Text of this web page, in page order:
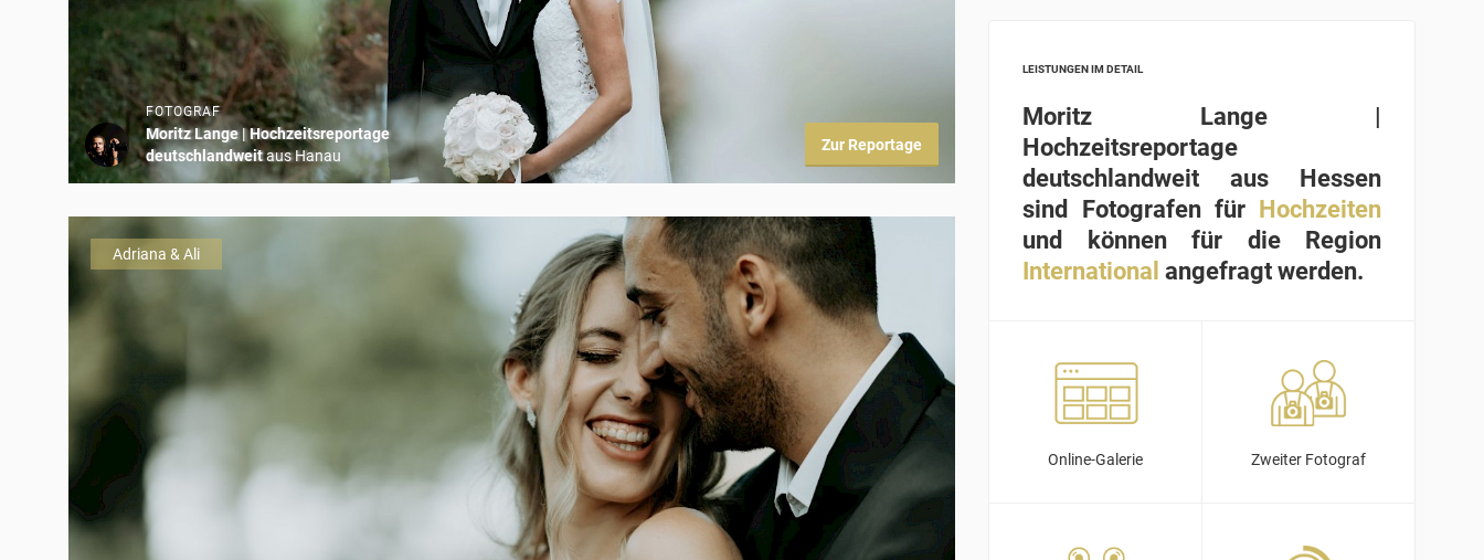
Zur Reportage
FOTOGRAF
Moritz Lange | Hochzeitsreportage
deutschlandweitaus Hanau
Adriana & Ali
LEISTUNGEN IM DETAIL
Moritz Lange |
Hochzeitsreportage
deutschlandweit aus Hessen
sind Fotografen für
Hochzeiten
und können für die Region
International angefragt werden.
Online-Galerie Zweiter Fotograf